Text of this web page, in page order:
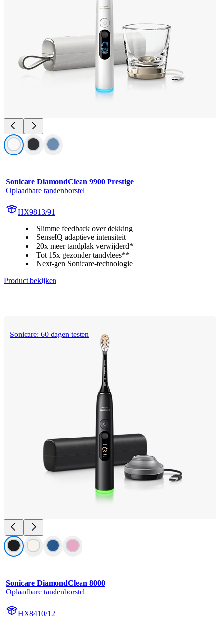
Sonicare DiamondClean 9900 Prestige
Oplaadbare tandenborstel
HX9813/91
Slimme feedback over dekking
SenseIQ adaptieve intensiteit
20x meer tandplak verwijderd*
Tot 15x gezonder tandvlees**
Next-gen Sonicare-technologie
Product bekijken
Sonicare: 60 dagen testen
Sonicare DiamondClean 8000
Oplaadbare tandenborstel
HX8410/12